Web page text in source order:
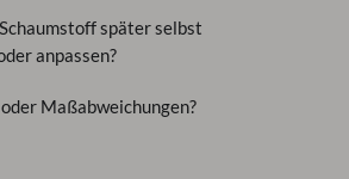
später selbst
anpassen?
Maßabweichungen?